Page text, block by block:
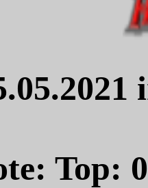
Top: 0